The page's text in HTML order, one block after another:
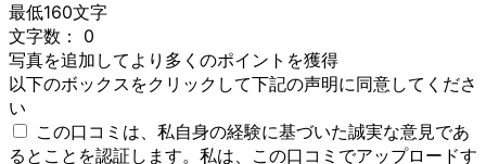
最低160文字
文字数： 0
写真を追加してより多くのポイントを獲得
以下のボックスをクリックして下記の声明に同意してくださ
い
この口コミは、私自身の経験に基づいた誠実な意見であ
るとことを認証します。私は、この口コミでアップロードす